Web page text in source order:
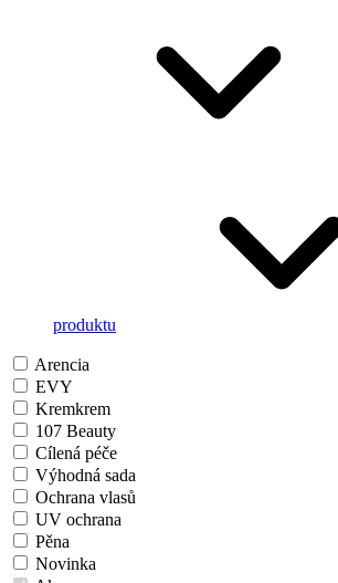
produktu
Arencia
EVY
Kremkrem
107 Beauty
Cílená péče
Výhodná sada
Ochrana vlasů
UV ochrana
Pěna
Novinka